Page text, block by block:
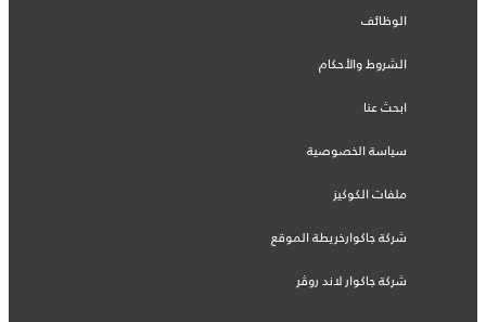
الوظائف
الشروط والأحكام
ابحث عنا
سياسة الخصوصية
ملفات الكوكيز
شركة جاكوارخريطة الموقع
شركة جاكوار لاند روڤر